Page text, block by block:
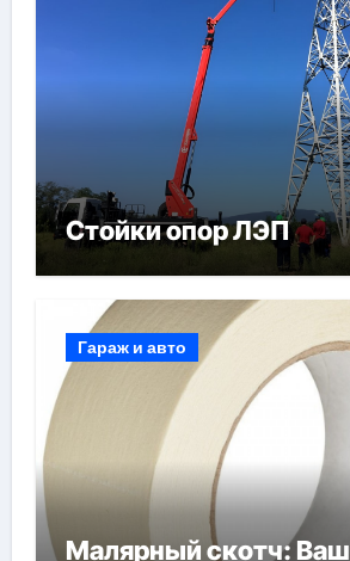
Стойки опор ЛЭП
Гараж и авто
Малярный скотч: Ваш